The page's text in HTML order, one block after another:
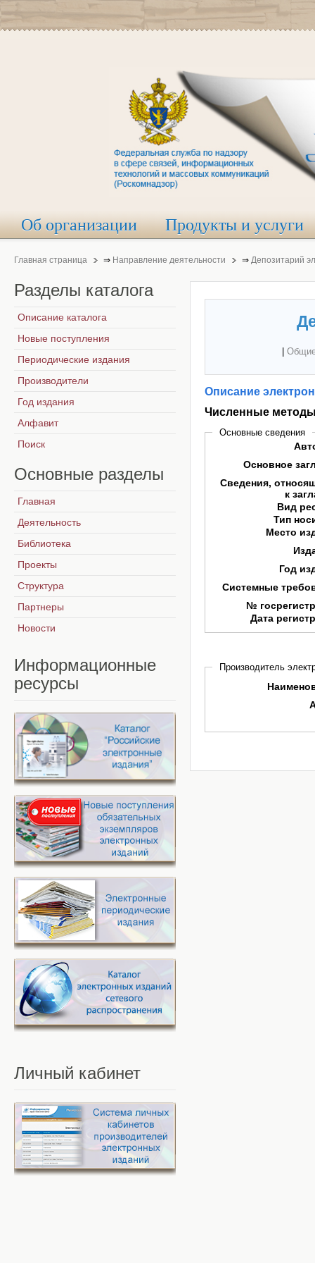
Об организации Продукты и услуги
Главная страница ⇒ Направление деятельности ⇒ Депозитарий
Описание
Численные методы
Основные сведения
Основное
Сведения,
к
Вид
Тип
Место
Год
Системные
№
Дата
Производитель
Разделы каталога
Описание каталога
Новые поступления
Периодические издания
Производители
Год издания
Алфавит
Поиск
Основные разделы
Главная
Деятельность
Библиотека
Проекты
Структура
Партнеры
Новости
Информационные
ресурсы
Личный кабинет